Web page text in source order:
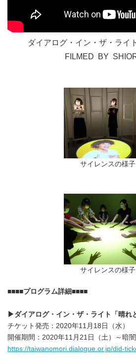
ダイアログ・イン・ザ・ライ
FILMED BY
サイレンスの様
サイレンスの様
■■■■プログラム詳細■■■■
▶ ダイアログ・イン・ザ・ライト「晴れ
チケット発売：2020年11月18日（水）
開催期間：2020年11月21日（土）～暗
https://taiwanomori.dialogue.or.jp/did-